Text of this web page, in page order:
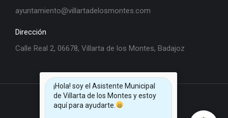
¡Hola! soy el Asistente Municipal
de Villarta de los Montes y estoy
aquí para ayudarte.
ayuntamiento@villartadelosmontes.com
Dirección
Calle Real 2, 06678, Villarta de los Montes, Badajoz